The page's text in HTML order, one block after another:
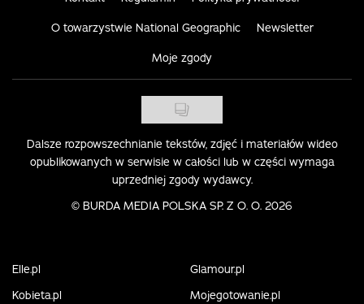
O towarzystwie National Geographic Newsletter
Moje zgody
Dalsze rozpowszechnianie tekstów, zdjęć i materiałów wideo
opublikowanych w serwisie w całości lub w części wymaga
uprzedniej zgody wydawcy.
© BURDA MEDIA POLSKA SP. Z O. O. 2026
Elle.pl
Glamour.pl
Kobieta.pl
Mojegotowanie.pl